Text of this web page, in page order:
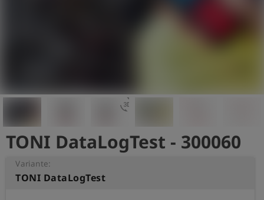
3d_rotation
TONI DataLogTest - 300060
Variante:
TONI DataLogTest